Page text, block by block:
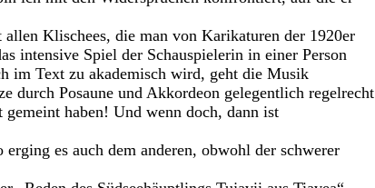
Klischees, die man von Karikaturen der 1920er
intensive Spiel der Schauspielerin in einer Person
im Text zu akademisch wird, geht die Musik
durch Posaune und Akkordeon gelegentlich regelrecht
haben! Und wenn doch, dann ist
es auch dem anderen, obwohl der schwerer